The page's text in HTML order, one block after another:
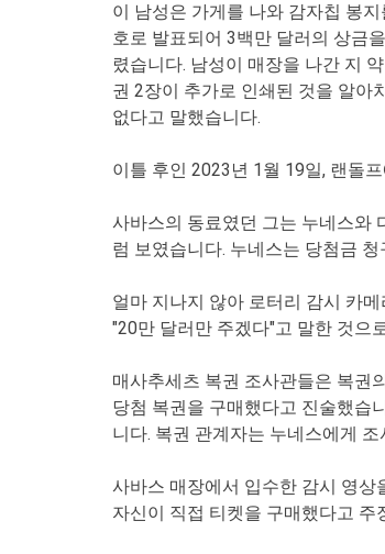
이 남성은 가게를 나와 감자칩 봉
호로 발표되어 3백만 달러의 상금
렸습니다. 남성이 매장을 나간 지
권 2장이 추가로 인쇄된 것을 알아
없다고 말했습니다.
이틀 후인 2023년 1월 19일, 랜돌
사바스의 동료였던 그는 누네스와
럼 보였습니다. 누네스는 당첨금
얼마 지나지 않아 로터리 감시 카
"20만 달러만 주겠다"고 말한 것으
매사추세츠 복권 조사관들은 복권
당첨 복권을 구매했다고 진술했습
니다. 복권 관계자는 누네스에게
사바스 매장에서 입수한 감시 영
자신이 직접 티켓을 구매했다고